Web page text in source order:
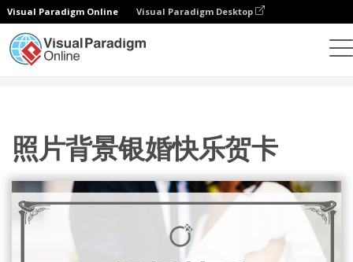
Visual Paradigm Online Visual Paradigm Desktop
照片背景银婚快乐贺卡